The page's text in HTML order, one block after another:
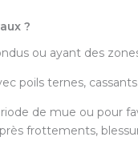
?
ou ayant des
poils ternes,
de mue ou pour
frottements,